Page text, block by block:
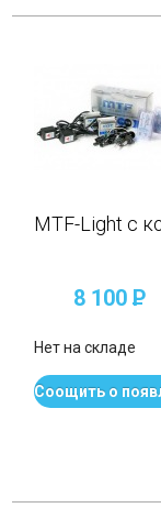
MTF-Light с
8 100P
Нет на складе
Соощить о